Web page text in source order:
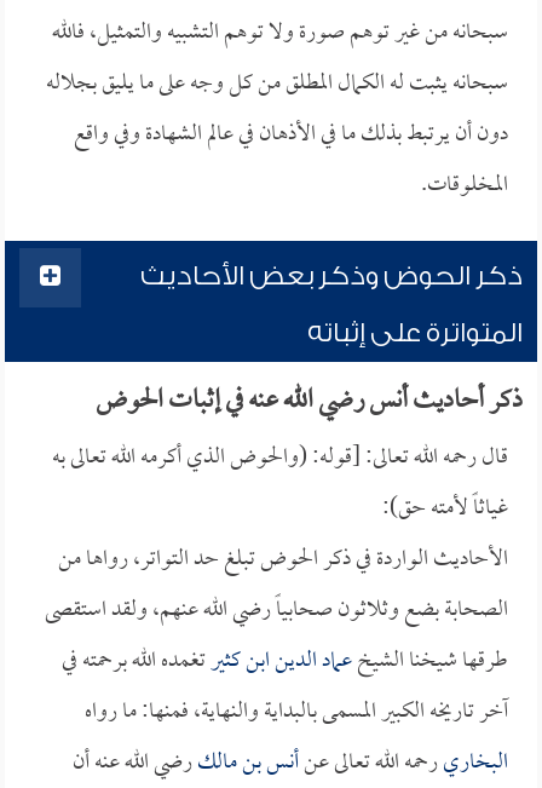
سبحانه من غير توهم صورة ولا توهم التشبيه والتمثيل، فالله
سبحانه يثبت له الكمال المطلق من كل وجه على ما يليق بجلاله
دون أن يرتبط بذلك ما في الأذهان في عالم الشهادة وفي واقع
المخلوقات.
ذكر الحوض وذكر بعض الأحاديث
المتواترة على إثباته
ذكر أحاديث أنس رضي الله عنه في إثبات الحوض
قال رحمه الله تعالى: [قوله: (والحوض الذي أكرمه الله تعالى به
غياثاً لأمته حق):
الأحاديث الواردة في ذكر الحوض تبلغ حد التواتر، رواها من
الصحابة بضع وثلاثون صحابياً رضي الله عنهم، ولقد استقصى
طرقها شيخنا الشيخعماد الدين ابن كثيرتغمده الله برحمته في
آخر تاريخه الكبير المسمى بالبداية والنهاية، فمنها: ما رواه
البخاريرحمه الله تعالى عنأنس بن مالكرضي الله عنه أن